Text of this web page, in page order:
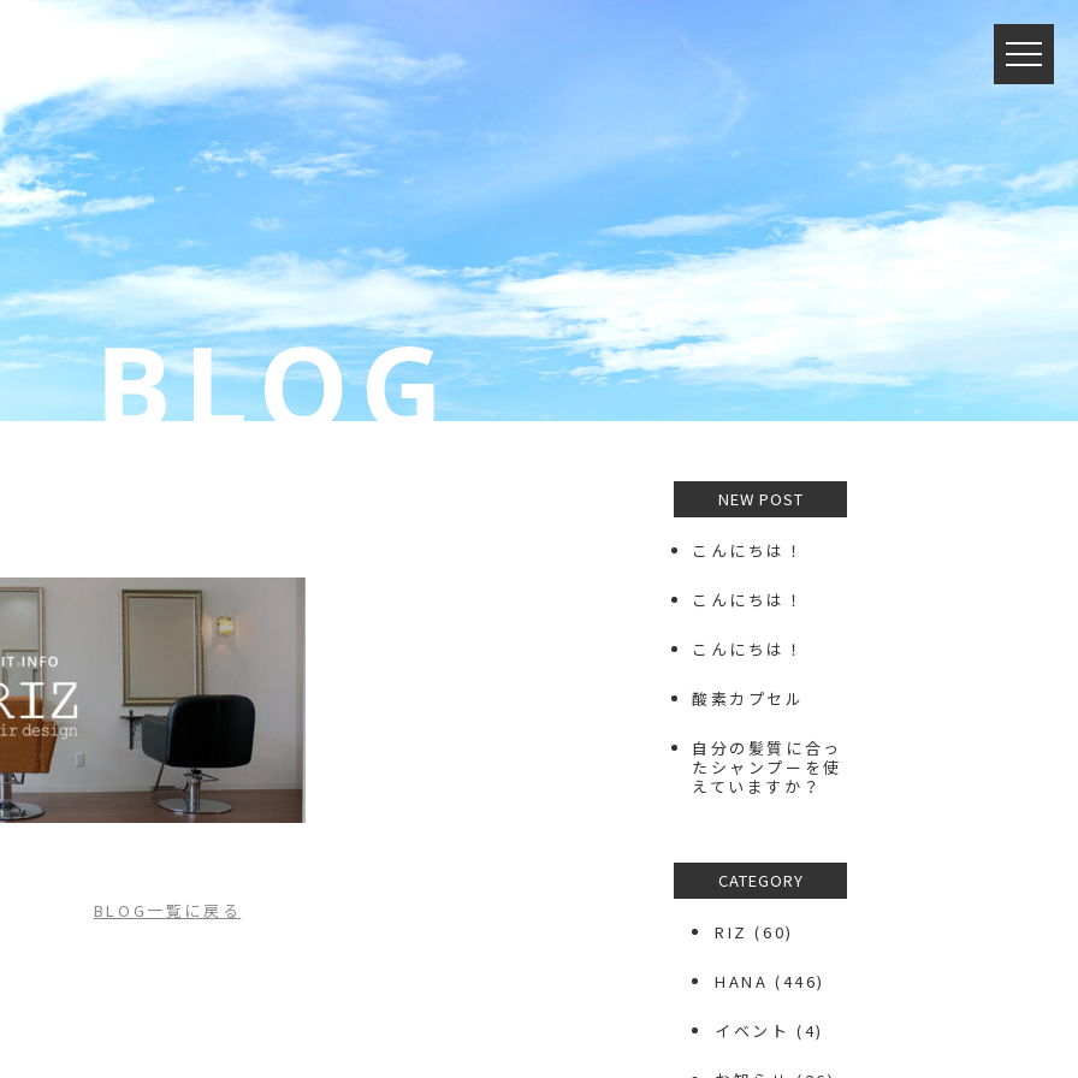
BLOG一覧に戻る
NEW POST
こんにちは！
こんにちは！
こんにちは！
酸素カプセル
自分の髪質に合っ
たシャンプーを使
えていますか？
CATEGORY
RIZ (60)
HANA (446)
イベント (4)